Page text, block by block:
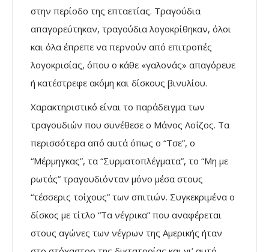
στην περίοδο της επταετίας. Τραγούδια
απαγορεύτηκαν, τραγούδια λογοκρίθηκαν, όλοι
και όλα έπρεπε να περνούν από επιτροπές
λογοκρισίας, όπου ο κάθε «γαλονάς» απαγόρευε
ή κατέστρεφε ακόμη και δίσκους βινυλίου.
Χαρακτηριστικό είναι το παράδειγμα των
τραγουδιών που συνέθεσε ο Μάνος Λοΐζος. Τα
περισσότερα από αυτά όπως ο “Τσε”, ο
“Μέρμηγκας”, τα “Συρματοπλέγματα”, το “Μη με
ρωτάς” τραγουδιόνταν μόνο μέσα στους
“τέσσερις τοίχους” των σπιτιών. Συγκεκριμένα ο
δίσκος με τίτλο “Τα νέγρικα” που αναφέρεται
στους αγώνες των νέγρων της Αμερικής ήταν